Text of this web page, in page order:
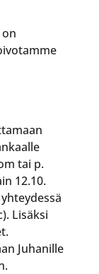
tai p.
12.10.
Lisäksi
Juhanille